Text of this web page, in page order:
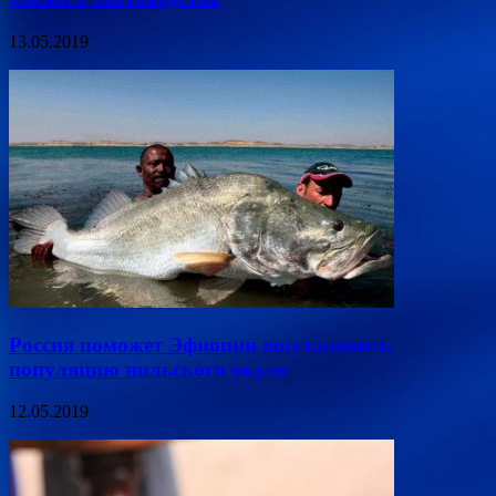
13.05.2019
Россия поможет Эфиопии восстановить
популяцию нильского окуня
12.05.2019